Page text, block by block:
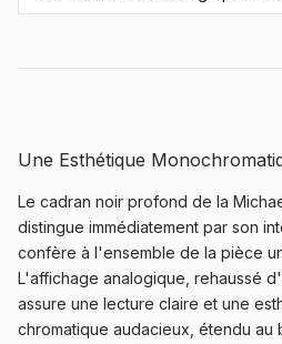
Une Esthétique
Le cadran noir profond de la
distingue immédiatement par son
confère à l'ensemble de la pièce
L'affichage analogique, rehaussé
assure une lecture claire et une
chromatique audacieux, étendu